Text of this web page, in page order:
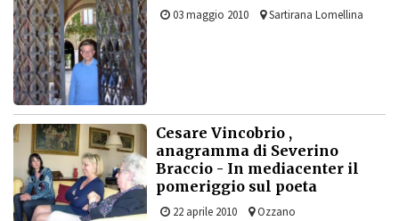
03 maggio 2010 Sartirana Lomellina
Cesare Vincobrio ,
anagramma di Severino
Braccio - In mediacenter il
pomeriggio sul poeta
22 aprile 2010 Ozzano